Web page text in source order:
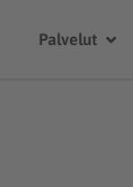
Palvelut